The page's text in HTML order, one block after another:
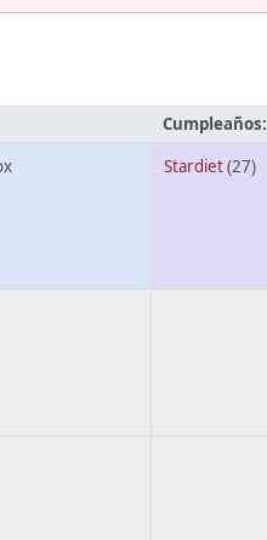
Cumpleaños:
Stardiet(27)